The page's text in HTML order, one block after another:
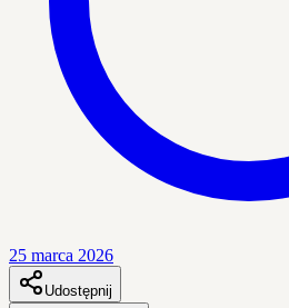
25 marca 2026
Udostępnij